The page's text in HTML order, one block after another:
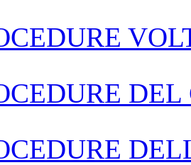
DEL